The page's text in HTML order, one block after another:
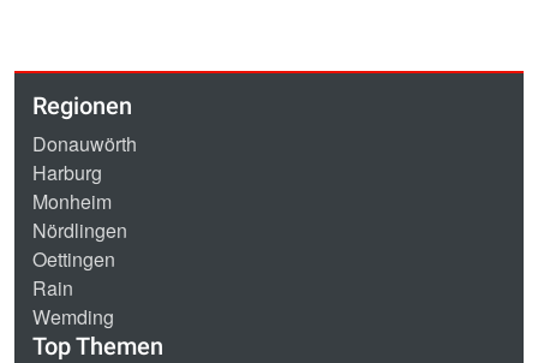
Regionen
Donauwörth
Harburg
Monheim
Nördlingen
Oettingen
Rain
Wemding
Top Themen